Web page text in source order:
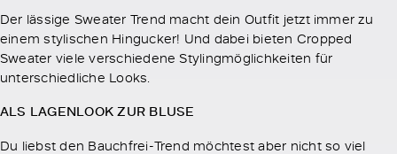
Der lässige Sweater Trend macht dein Outfit jetzt immer zu
einem stylischen Hingucker! Und dabei bieten Cropped
Sweater viele verschiedene Stylingmöglichkeiten für
unterschiedliche Looks.
ALS LAGENLOOK ZUR BLUSE
Du liebst den Bauchfrei-Trend möchtest aber nicht so viel